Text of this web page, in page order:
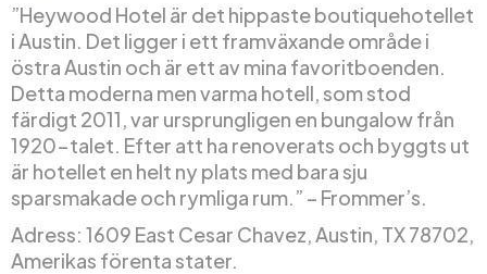
”Heywood Hotel är det hippaste boutiquehotellet
i Austin. Det ligger i ett framväxande område i
östra Austin och är ett av mina favoritboenden.
Detta moderna men varma hotell, som stod
färdigt 2011, var ursprungligen en bungalow från
1920-talet. Efter att ha renoverats och byggts ut
är hotellet en helt ny plats med bara sju
sparsmakade och rymliga rum.” – Frommer’s.
Adress: 1609 East Cesar Chavez, Austin, TX 78702,
Amerikas förenta stater.